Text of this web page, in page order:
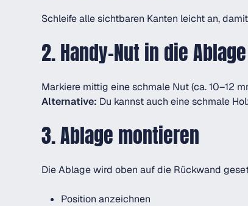
Schleife alle sichtbaren Kanten leicht an,
2. Handy-Nut in die
Markiere mittig eine schmale Nut (ca. 10–12
Alternative: Du kannst auch eine schmale
3. Ablage montieren
Die Ablage wird oben auf die Rückwand
Position anzeichnen